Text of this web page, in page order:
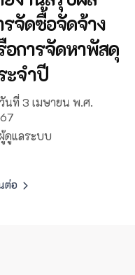
รจัดซื้อจัดจ้าง
อการจัดหาพัสดุ
ะจำปี
วันที่ 3 เมษายน พ.ศ.
ดูแลระบบ
ต่อ